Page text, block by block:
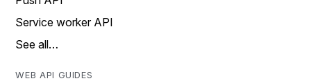
Service worker API
See all…
WEB API GUIDES